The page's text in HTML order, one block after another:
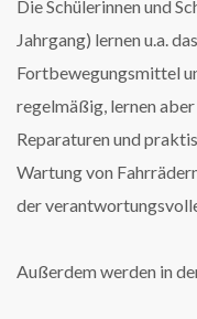
Die Schülerinnen und
Jahrgang) lernen u.a.
Fortbewegungsmittel
regelmäßig, lernen
Reparaturen und
Wartung von
der
Außerdem werden in